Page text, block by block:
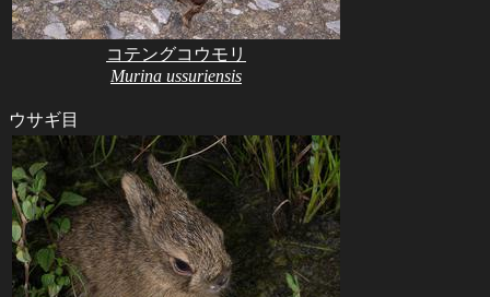
コテングコウモリ
Murina ussuriensis
ウサギ目